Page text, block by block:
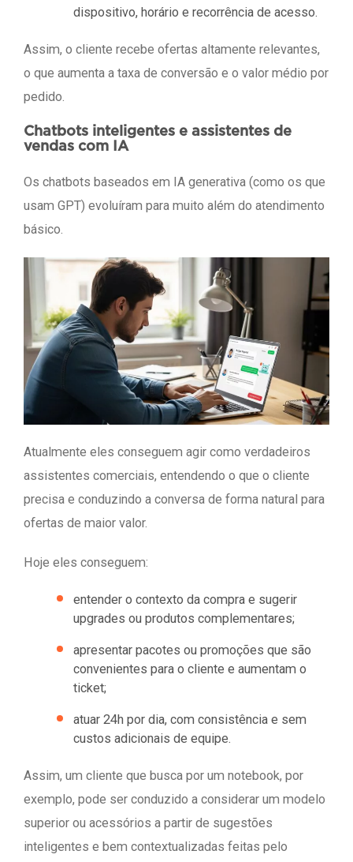
dispositivo, horário e recorrência de acesso.
Assim, o cliente recebe ofertas altamente relevantes,
o que aumenta a taxa de conversão e o valor médio por
pedido.
Chatbots inteligentes e assistentes de
vendas com IA
Os chatbots baseados em IA generativa (como os que
usam GPT) evoluíram para muito além do atendimento
básico.
Atualmente eles conseguem agir como verdadeiros
assistentes comerciais, entendendo o que o cliente
precisa e conduzindo a conversa de forma natural para
ofertas de maior valor.
Hoje eles conseguem:
entender o contexto da compra e sugerir
upgrades ou produtos complementares;
apresentar pacotes ou promoções que são
convenientes para o cliente e aumentam o
ticket;
atuar 24h por dia, com consistência e sem
custos adicionais de equipe.
Assim, um cliente que busca por um notebook, por
exemplo, pode ser conduzido a considerar um modelo
superior ou acessórios a partir de sugestões
inteligentes e bem contextualizadas feitas pelo